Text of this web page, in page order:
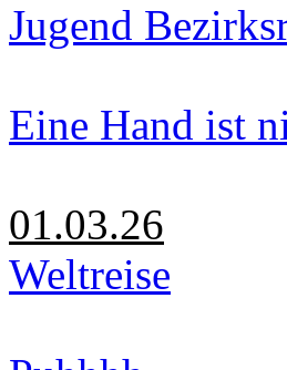
Jugend
Eine Hand ist
01.03.26
Weltreise